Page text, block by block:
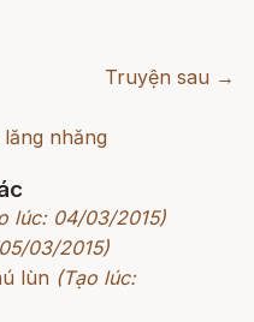
Truyện sau →
nhăng
lúc: 04/03/2015)
03/2015)
lùn (Tạo lúc: